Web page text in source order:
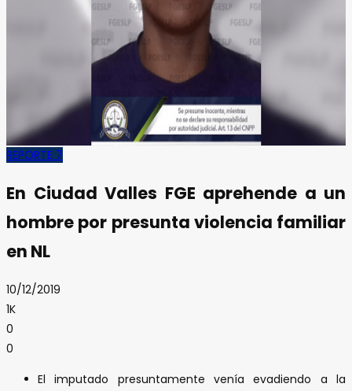
REPORTE 7
En Ciudad Valles FGE aprehende a un
hombre por presunta violencia familiar
en NL
10/12/2019
1K
0
0
El imputado presuntamente venía evadiendo a la